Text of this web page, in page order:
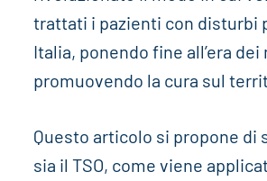
trattati i pazienti con disturbi
Italia, ponendo fine all’era
promuovendo la cura sul
Questo articolo si propone di
sia il TSO, come viene